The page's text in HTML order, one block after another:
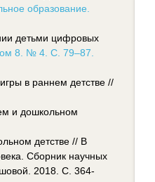
образование.
детьми цифровых
8. № 4. С. 79–87.
в раннем детстве //
и дошкольном
детстве // В
Сборник научных
2018. С. 364-